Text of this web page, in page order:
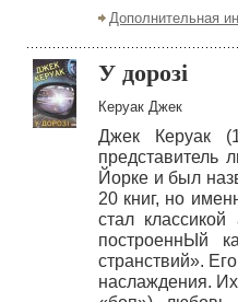
Дополнительная
У дорозі
Керуак Джек
Джек Керуак
представитель
Йорке и был
20 книг, но
стал
построеннЫй
странствий».
наслаждения.